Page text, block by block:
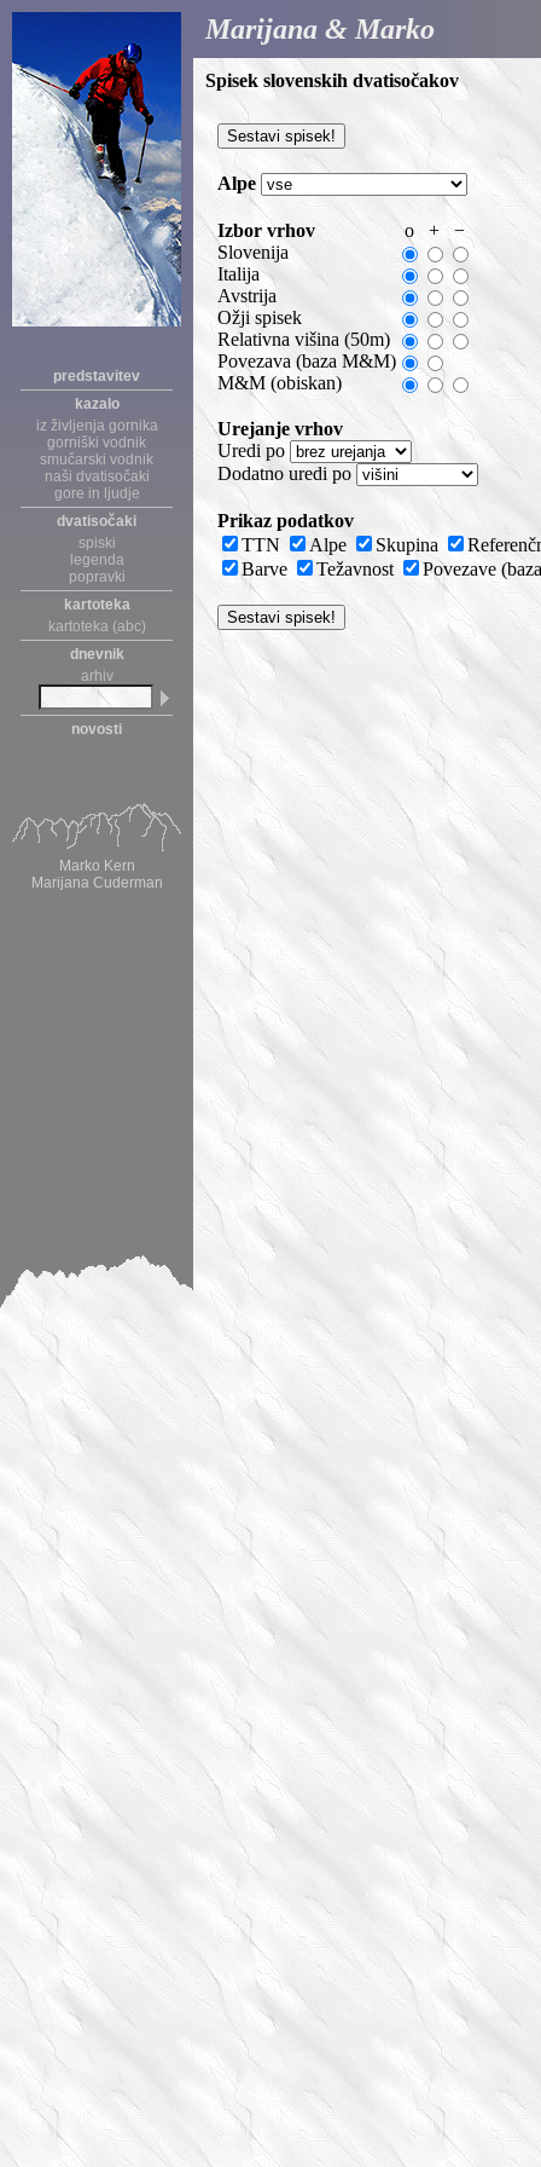
predstavitev
kazalo
iz življenja gornika
gorniški vodnik
smučarski vodnik
naši dvatisočaki
gore in ljudje
dvatisočaki
spiski
legenda
popravki
kartoteka
kartoteka (abc)
dnevnik
arhiv
novosti
Marko Kern
Marijana Cuderman
Marijana & Marko
Spisek slovenskih dvatisočakov
Alpe
Izbor vrhov o +
−
Slovenija
Italija
Avstrija
Ožji spisek
Relativna višina (50m)
Povezava (baza M&M)
M&M (obiskan)
Urejanje vrhov
Uredi po
Dodatno uredi po
Prikaz podatkov
TTN
Alpe Skupina
Barve
Težavnost Povezave